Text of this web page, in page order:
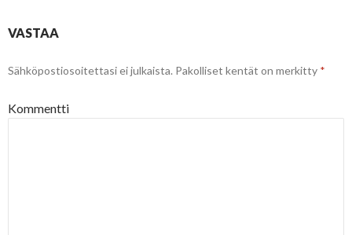
VASTAA
Sähköpostiosoitettasi ei julkaista. Pakolliset kentät on merkitty *
Kommentti